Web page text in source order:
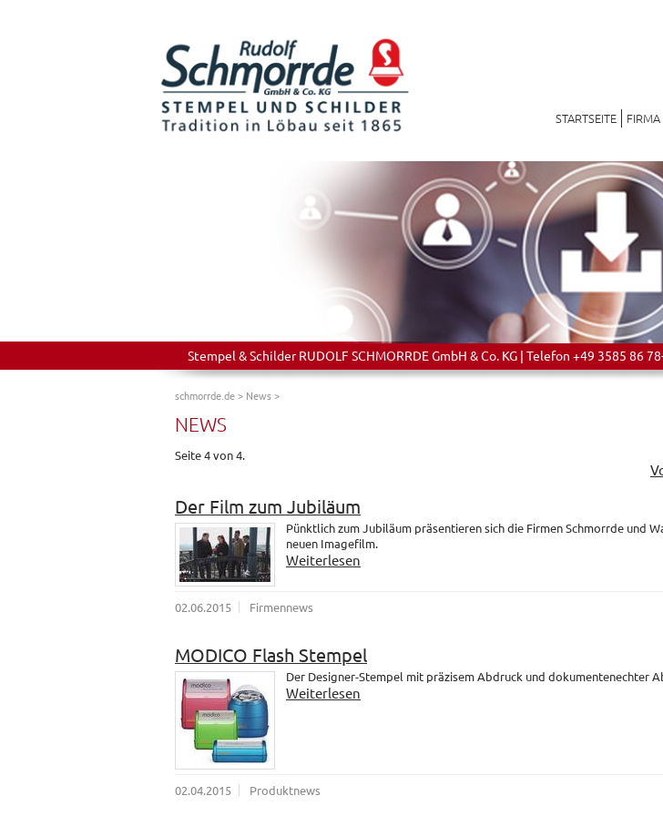
STARTSEITE FIRMA
Stempel & Schilder RUDOLF SCHMORRDE GmbH & Co. KG | Telefon +49 3585 86
schmorrde.de> News>
NEWS
Seite 4 von 4.
Der Film zum Jubiläum
Pünktlich zum Jubiläum präsentieren sich die Firmen Schmorrde und
neuen Imagefilm.
Weiterlesen
02.06.2015 Firmennews
MODICO Flash Stempel
Der Designer-Stempel mit präzisem Abdruck und dokumentenechter
Weiterlesen
02.04.2015 Produktnews